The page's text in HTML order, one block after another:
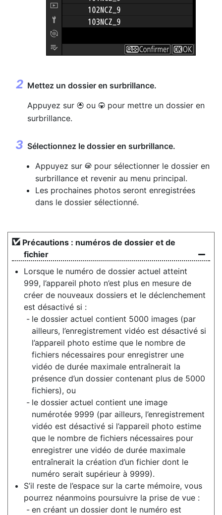
Mettez un dossier en surbrillance.
Appuyez sur 1 ou 3 pour mettre un dossier en
surbrillance.
Sélectionnez le dossier en surbrillance.
Appuyez sur J pour sélectionner le dossier en
surbrillance et revenir au menu principal.
Les prochaines photos seront enregistrées
dans le dossier sélectionné.
Précautions : numéros de dossier et de
fichier
Lorsque le numéro de dossier actuel atteint
999, l’appareil photo n’est plus en mesure de
créer de nouveaux dossiers et le déclenchement
est désactivé si :
le dossier actuel contient 5000 images (par
ailleurs, l’enregistrement vidéo est désactivé si
l’appareil photo estime que le nombre de
fichiers nécessaires pour enregistrer une
vidéo de durée maximale entraînerait la
présence d’un dossier contenant plus de 5000
fichiers), ou
le dossier actuel contient une image
numérotée 9999 (par ailleurs, l’enregistrement
vidéo est désactivé si l’appareil photo estime
que le nombre de fichiers nécessaires pour
enregistrer une vidéo de durée maximale
entraînerait la création d’un fichier dont le
numéro serait supérieur à 9999).
S’il reste de l’espace sur la carte mémoire, vous
pourrez néanmoins poursuivre la prise de vue :
en créant un dossier dont le numéro est